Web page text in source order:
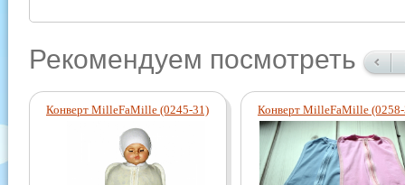
Рекомендуем посмотреть
Конверт MilleFaMille (0245-31) Конверт MilleFaMille